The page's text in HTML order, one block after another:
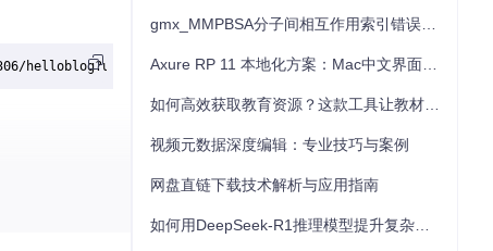
helloblog?useSSL=false
视频元数据深度编辑：专业技巧与案例
网盘直链下载技术解析与应用指南